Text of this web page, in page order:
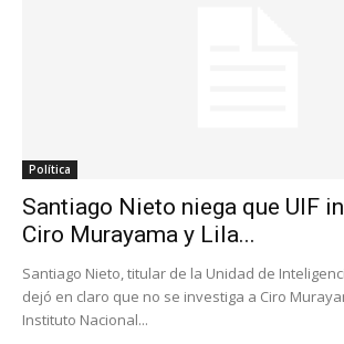
Política
Santiago Nieto niega que UIF
Ciro Murayama y Lila...
Santiago Nieto, titular de la Unidad de
dejó en claro que no se investiga a Ciro
Instituto Nacional...